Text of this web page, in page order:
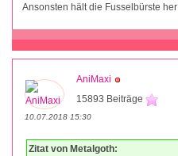
Ansonsten hält die Fusselbürste her
AniMaxi
15893 Beiträge
10.07.2018 15:30
Zitat von Metalgoth: